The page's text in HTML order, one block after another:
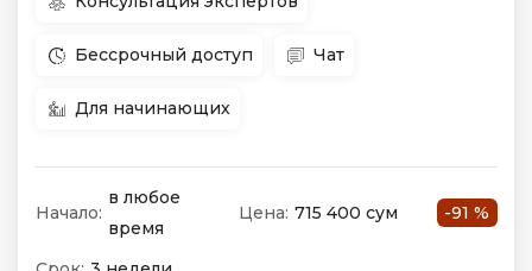
Бессрочный доступ Чат
Для начинающих
Начало:
в любое
время
Цена: 715 400 сум -91 %